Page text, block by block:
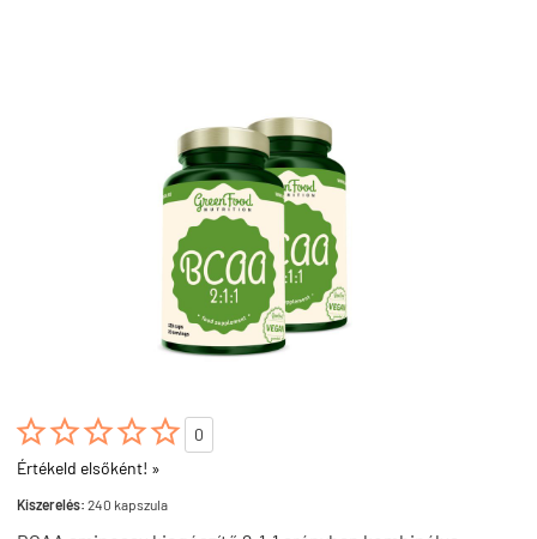

0
Értékeld elsőként! »
Kiszerelés: 240 kapszula